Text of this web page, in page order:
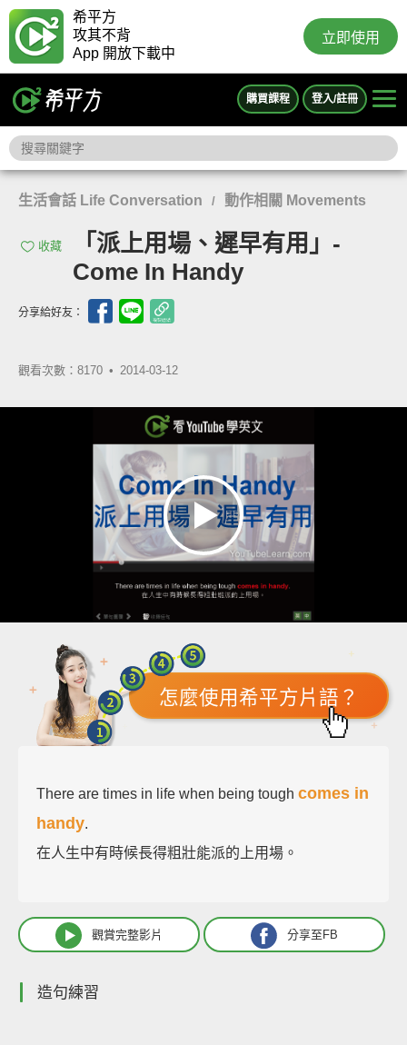
希平方
攻其不背
App 開放下載中
立即使用
購買課程 登入/註冊
生活會話 Life Conversation / 動作相關 Movements
收藏
「派上用場、遲早有用」-
Come In Handy
分享給好友：
觀看次數：8170 • 2014-03-12
怎麼使用希平方片語？
There are times in life when being tough comes in
handy.
在人生中有時候長得粗壯能派的上用場。
觀賞完整影片 分享至FB
造句練習